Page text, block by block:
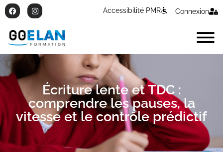
Accessibilité PMR Connexion
Écriture lente et TDC :
comprendre les pauses, la
vitesse et le contrôle prédictif